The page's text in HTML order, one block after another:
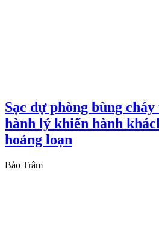
Sạc dự phòng bùng
hành lý khiến hành
hoảng loạn
Bảo Trâm